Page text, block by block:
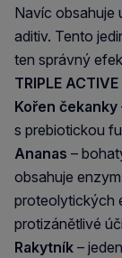
Navíc obsahuje
aditiv. Tento
ten správný
TRIPLE
Kořen čekanky
s prebiotickou
Ananas –
obsahuje
proteolytických
protizánětlivé
Rakytník –